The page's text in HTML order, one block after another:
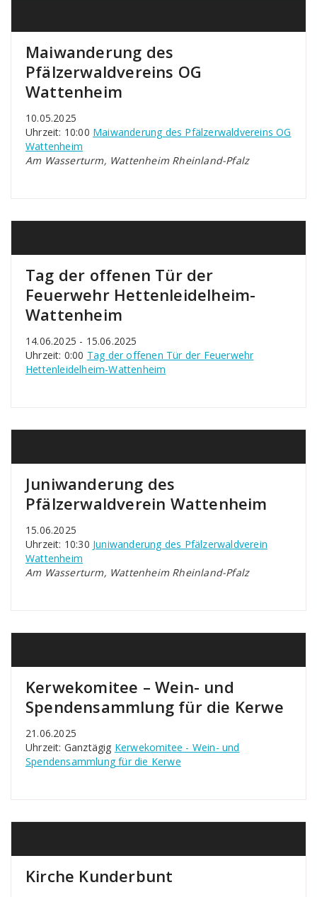
Maiwanderung des
Pfälzerwaldvereins OG
Wattenheim
10.05.2025
Uhrzeit: 10:00 Maiwanderung des Pfälzerwaldvereins OG
Wattenheim
Am Wasserturm, Wattenheim Rheinland-Pfalz
Tag der offenen Tür der
Feuerwehr Hettenleidelheim-
Wattenheim
14.06.2025 - 15.06.2025
Uhrzeit: 0:00 Tag der offenen Tür der Feuerwehr
Hettenleidelheim-Wattenheim
Juniwanderung des
Pfälzerwaldverein Wattenheim
15.06.2025
Uhrzeit: 10:30 Juniwanderung des Pfälzerwaldverein
Wattenheim
Am Wasserturm, Wattenheim Rheinland-Pfalz
Kerwekomitee – Wein- und
Spendensammlung für die Kerwe
21.06.2025
Uhrzeit: Ganztägig Kerwekomitee - Wein- und
Spendensammlung für die Kerwe
Kirche Kunderbunt